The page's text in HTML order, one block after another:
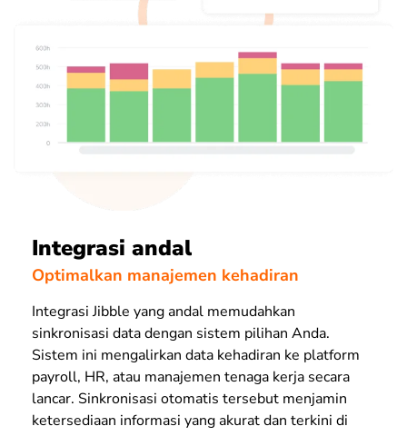
Integrasi andal
Optimalkan manajemen kehadiran
Integrasi Jibble yang andal memudahkan
sinkronisasi data dengan sistem pilihan Anda.
Sistem ini mengalirkan data kehadiran ke platform
payroll, HR, atau manajemen tenaga kerja secara
lancar. Sinkronisasi otomatis tersebut menjamin
ketersediaan informasi yang akurat dan terkini di